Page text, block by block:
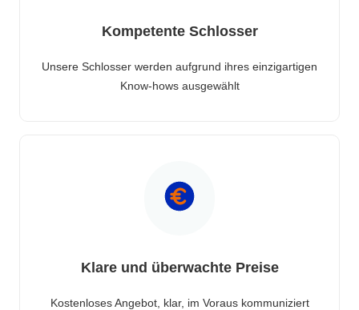
Kompetente Schlosser
Unsere Schlosser werden aufgrund ihres einzigartigen
Know-hows ausgewählt
Klare und überwachte Preise
Kostenloses Angebot, klar, im Voraus kommuniziert